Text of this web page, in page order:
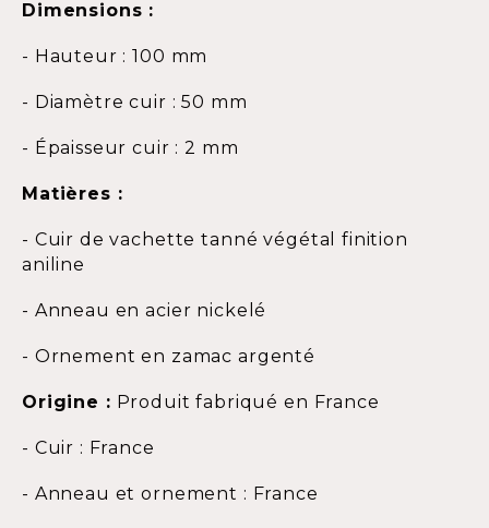
Dimensions :
- Hauteur : 100 mm
- Diamètre cuir : 50 mm
- Épaisseur cuir : 2 mm
Matières :
- Cuir de vachette tanné végétal finition
aniline
- Anneau en acier nickelé
- Ornement en zamac argenté
Origine : Produit fabriqué en France
- Cuir : France
- Anneau et ornement : France